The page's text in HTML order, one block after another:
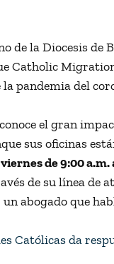
de la Diocesis de
Catholic
pandemia del
el gran
sus oficinas
de 9:00 a.m.
de su línea de
abogado que
Católicas da